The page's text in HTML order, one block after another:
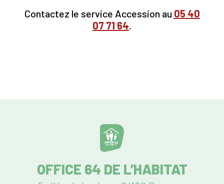
Contactez le service Accession au 05 40
07 71 64.
OFFICE 64 DE L’HABITAT